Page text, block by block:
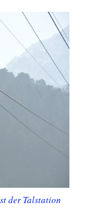
der Talstation